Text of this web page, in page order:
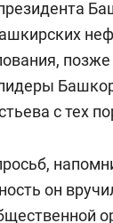
с тех
он